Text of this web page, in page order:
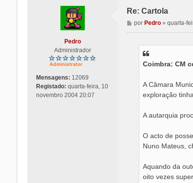
Pedro
Administrador
Mensagens: 12069
Registado: quarta-feira, 10
novembro 2004 20:07
Re: Cartola
M
e
porPedro »quarta-
Coimbra: CM
A Câmara
exploração
A autarquia
O acto de
Nuno Mateus,
Aquando da
oito vezes